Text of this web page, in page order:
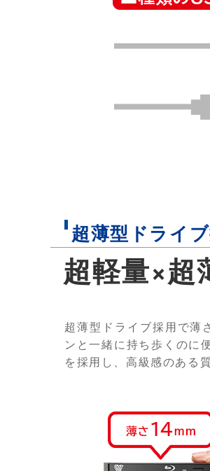
超薄型ドライ
超軽量×超
超薄型ドライブ採用で薄
ンと一緒に持ち歩くのに
を採用し、高級感のある